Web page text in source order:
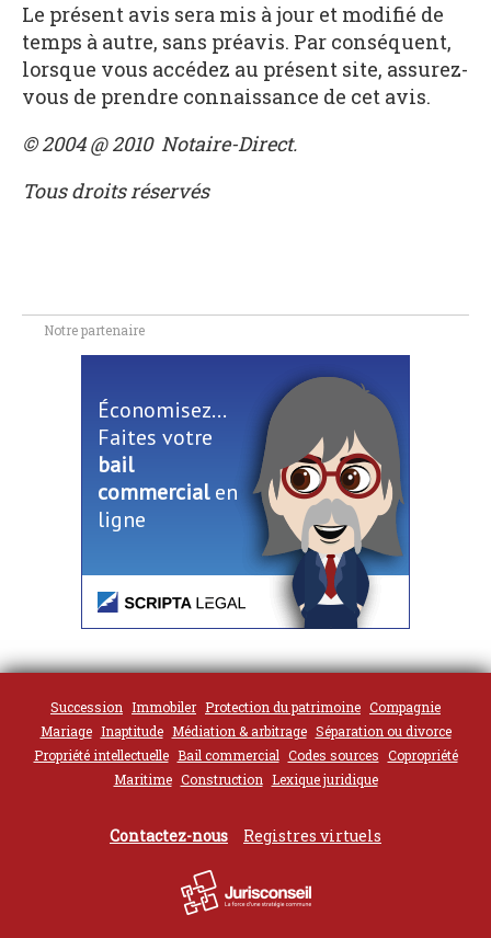
Le présent avis sera mis à jour et modifié de
temps à autre, sans préavis. Par conséquent,
lorsque vous accédez au présent site, assurez-
vous de prendre connaissance de cet avis.
© 2004 @ 2010 Notaire-Direct.
Tous droits réservés
Notre partenaire
Économisez...
Faites votre
bail
commercialen
ligne
Succession Immobiler Protection du patrimoine Compagnie
Mariage Inaptitude Médiation & arbitrage Séparation ou divorce
Propriété intellectuelle Bail commercial Codes sources Copropriété
Maritime Construction Lexique juridique
Contactez-nous Registres virtuels